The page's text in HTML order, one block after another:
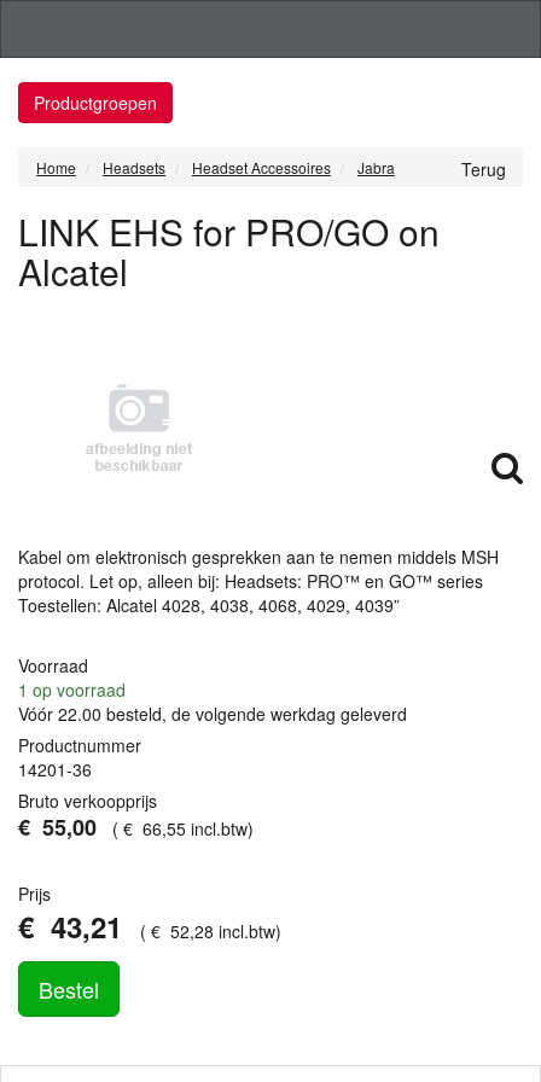
Productgroepen
Terug
Home Headsets Headset Accessoires Jabra
LINK EHS for PRO/GO on
Alcatel
Kabel om elektronisch gesprekken aan te nemen middels MSH
protocol. Let op, alleen bij: Headsets: PRO™ en GO™ series
Toestellen: Alcatel 4028, 4038, 4068, 4029, 4039”
Voorraad
1 op voorraad
Vóór 22.00 besteld, de volgende werkdag geleverd
Productnummer
14201-36
Bruto verkoopprijs
€ 55,00 ( € 66,55 incl.btw)
Prijs
€ 43,21 ( € 52,28 incl.btw)
Bestel